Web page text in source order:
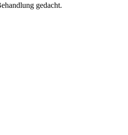
gedacht.